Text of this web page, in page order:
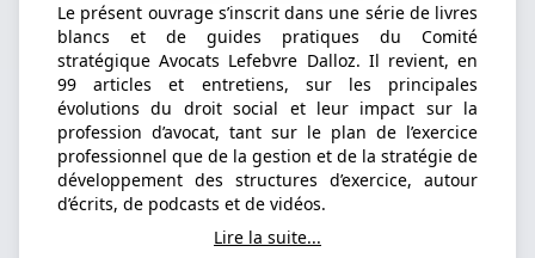
Le présent ouvrage s’inscrit dans une série de livres
blancs et de guides pratiques du Comité
stratégique Avocats Lefebvre Dalloz. Il revient, en
99 articles et entretiens, sur les principales
évolutions du droit social et leur impact sur la
profession d’avocat, tant sur le plan de l’exercice
professionnel que de la gestion et de la stratégie de
développement des structures d’exercice, autour
d’écrits, de podcasts et de vidéos.
Lire la suite...